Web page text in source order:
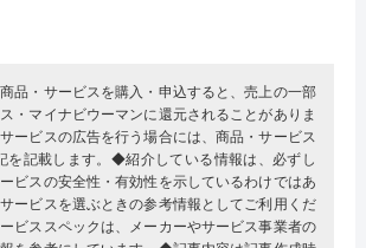
品・サービスを購入・申込すると、売上の一部
・マイナビウーマンに還元されることがありま
ービスの広告を行う場合には、商品・サービス
を記載します。◆紹介している情報は、必ずし
ビスの安全性・有効性を示しているわけではあ
ービスを選ぶときの参考情報としてご利用くだ
ビススペックは、メーカーやサービス事業者の